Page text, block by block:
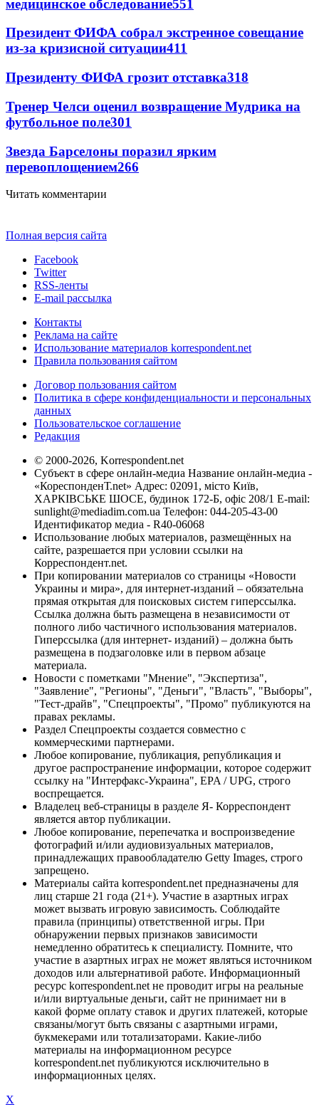
медицинское обследование551
Президент ФИФА собрал экстренное совещание
из-за кризисной ситуации411
Президенту ФИФА грозит отставка318
Тренер Челси оценил возвращение Мудрика на
футбольное поле301
Звезда Барселоны поразил ярким
перевоплощением266
Читать комментарии
Полная версия сайта
Facebook
Twitter
RSS-ленты
E-mail рассылка
Контакты
Реклама на сайте
Использование материалов korrespondent.net
Правила пользования сайтом
Договор пользования сайтом
Политика в сфере конфиденциальности и персональных
данных
Пользовательское соглашение
Редакция
© 2000-2026, Korrespondent.net
Субъект в сфере онлайн-медиа Название онлайн-медиа -
«КореспонденТ.net» Адрес: 02091, місто Київ,
ХАРКІВСЬКЕ ШОСЕ, будинок 172-Б, офіс 208/1 E-mail:
sunlight@mediadim.com.ua Телефон: 044-205-43-00
Идентификатор медиа - R40-06068
Использование любых материалов, размещённых на
сайте, разрешается при условии ссылки на
Корреспондент.net.
При копировании материалов со страницы «Новости
Украины и мира», для интернет-изданий – обязательна
прямая открытая для поисковых систем гиперссылка.
Ссылка должна быть размещена в независимости от
полного либо частичного использования материалов.
Гиперссылка (для интернет- изданий) – должна быть
размещена в подзаголовке или в первом абзаце
материала.
Новости с пометками "Мнение", "Экспертиза",
"Заявление", "Регионы", "Деньги", "Власть", "Выборы",
"Тест-драйв", "Спецпроекты", "Промо" публикуются на
правах рекламы.
Раздел Спецпроекты создается совместно с
коммерческими партнерами.
Любое копирование, публикация, републикация и
другое распространение информации, которое содержит
ссылку на "Интерфакс-Украина", EPA / UPG, строго
воспрещается.
Владелец веб-страницы в разделе Я- Корреспондент
является автор публикации.
Любое копирование, перепечатка и воспроизведение
фотографий и/или аудиовизуальных материалов,
принадлежащих правообладателю Getty Images, строго
запрещено.
Материалы сайта korrespondent.net предназначены для
лиц старше 21 года (21+). Участие в азартных играх
может вызвать игровую зависимость. Соблюдайте
правила (принципы) ответственной игры. При
обнаружении первых признаков зависимости
немедленно обратитесь к специалисту. Помните, что
участие в азартных играх не может являться источником
доходов или альтернативой работе. Информационный
ресурс korrespondent.net не проводит игры на реальные
и/или виртуальные деньги, сайт не принимает ни в
какой форме оплату ставок и других платежей, которые
связаны/могут быть связаны с азартными играми,
букмекерами или тотализаторами. Какие-либо
материалы на информационном ресурсе
korrespondent.net публикуются исключительно в
информационных целях.
X